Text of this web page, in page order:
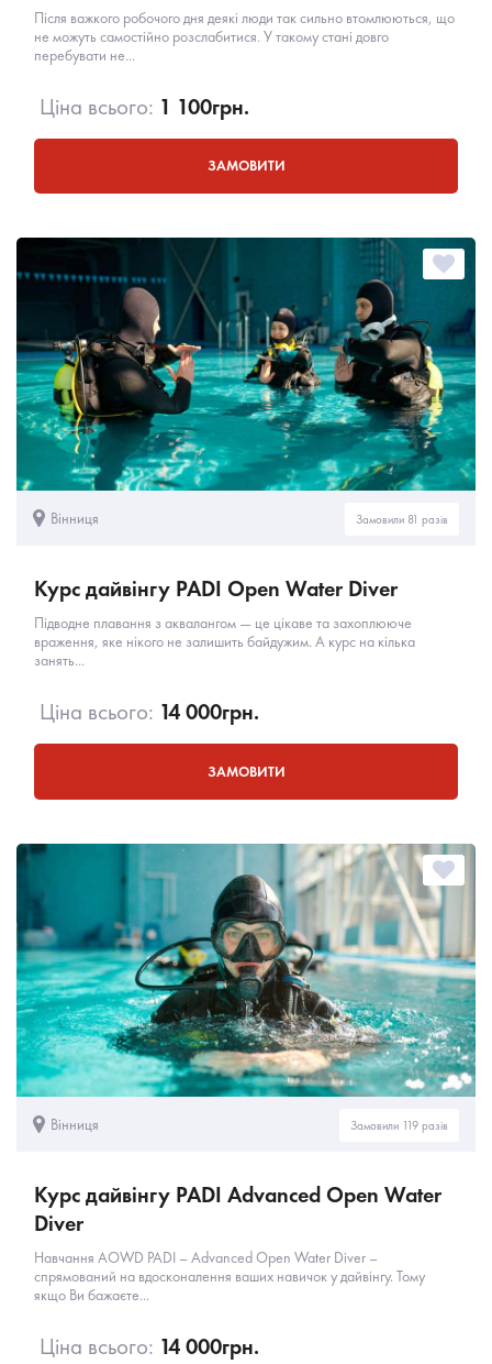
Після важкого робочого дня деякі люди так сильно втомлюються, що
не можуть самостійно розслабитися. У такому стані довго
перебувати не...
Ціна всього: 1 100грн.
ЗАМОВИТИ
Вінниця Замовили 81 разів
Курс дайвінгу PADI Open Water Diver
Підводне плавання з аквалангом — це цікаве та захоплююче
враження, яке нікого не залишить байдужим. А курс на кілька
занять...
Ціна всього: 14 000грн.
ЗАМОВИТИ
Вінниця Замовили 119 разів
Курс дайвінгу PADI Advanced Open Water
Diver
Навчання AOWD PADI – Advanced Open Water Diver –
спрямований на вдосконалення ваших навичок у дайвінгу. Тому
якщо Ви бажаєте...
Ціна всього: 14 000грн.